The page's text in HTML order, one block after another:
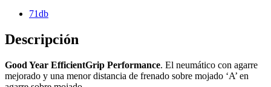
71db
Descripción
Good Year EfficientGrip Performance. El neumático con agarre
mejorado y una menor distancia de frenado sobre mojado ‘A’ en